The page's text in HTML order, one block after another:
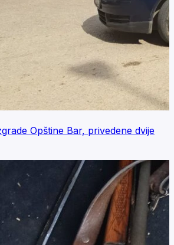
Opštine Bar, privedene dvije